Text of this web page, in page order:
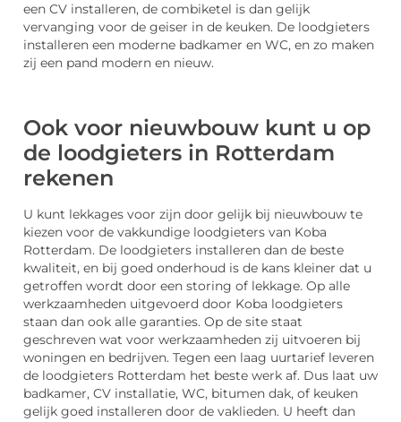
een CV installeren, de combiketel is dan gelijk
vervanging voor de geiser in de keuken. De loodgieters
installeren een moderne badkamer en WC, en zo maken
zij een pand modern en nieuw.
Ook voor nieuwbouw kunt u op
de loodgieters in Rotterdam
rekenen
U kunt lekkages voor zijn door gelijk bij nieuwbouw te
kiezen voor de vakkundige loodgieters van Koba
Rotterdam. De loodgieters installeren dan de beste
kwaliteit, en bij goed onderhoud is de kans kleiner dat u
getroffen wordt door een storing of lekkage. Op alle
werkzaamheden uitgevoerd door Koba loodgieters
staan dan ook alle garanties. Op de site staat
geschreven wat voor werkzaamheden zij uitvoeren bij
woningen en bedrijven. Tegen een laag uurtarief leveren
de loodgieters Rotterdam het beste werk af. Dus laat uw
badkamer, CV installatie, WC, bitumen dak, of keuken
gelijk goed installeren door de vaklieden. U heeft dan